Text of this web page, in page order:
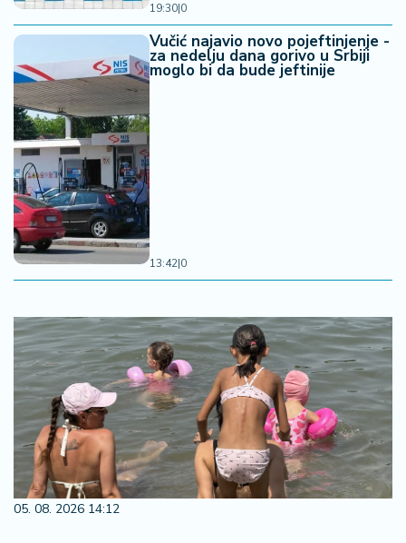
19:30|0
Vučić najavio novo pojeftinjenje -
za nedelju dana gorivo u Srbiji
moglo bi da bude jeftinije
13:42|0
05. 08. 2026 14:12